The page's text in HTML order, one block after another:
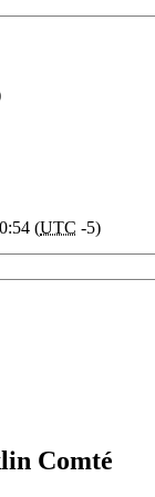
(UTC -5)
Comté